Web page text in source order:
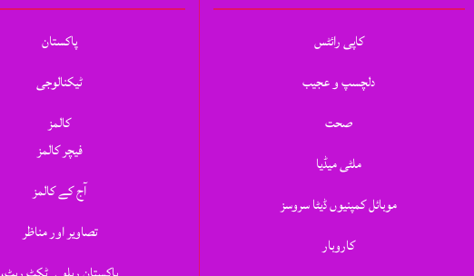
پاکستان
ٹیکنالوجی
کالمز
فیچر کالمز
آج کے کالمز
تصاویر اور مناظر
کاپی رائٹس
دلچسپ و عجیب
صحت
ملٹی میڈیا
موبائل کمپنیوں ڈیٹا سروسز
کاروبار